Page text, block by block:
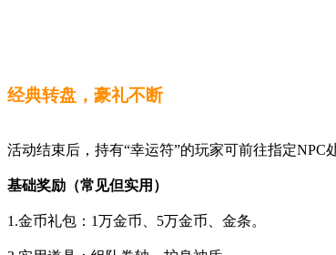
经典转盘，豪礼不断
活动结束后，持有“幸运符”的玩家可前往指定
基础奖励（常见但实用）
1.金币礼包：1万金币、5万金币、金条。